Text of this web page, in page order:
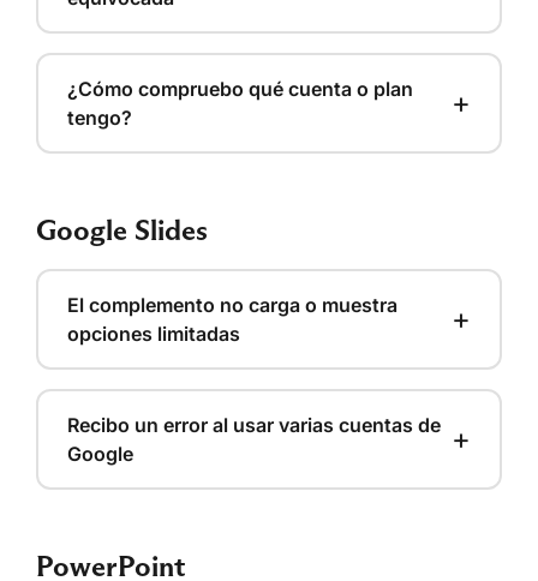
¿Cómo compruebo qué cuenta o plan
tengo?
+
Google Slides
El complemento no carga o muestra
opciones limitadas
+
Recibo un error al usar varias cuentas de
Google
+
PowerPoint